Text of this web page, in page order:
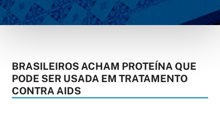
BRASILEIROS ACHAM PROTEÍNA QUE
PODE SER USADA EM TRATAMENTO
CONTRA AIDS